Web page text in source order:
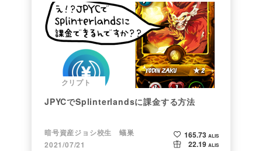
クリプト
JPYCでSplinterlandsに課金する方法
暗号資産ジョシ校生 蟻巣
2021/07/21
165.73 ALIS
22.19 ALIS